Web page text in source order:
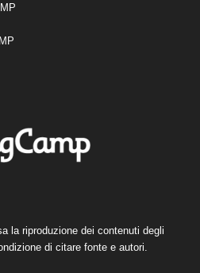
la riproduzione dei contenuti degli
di citare fonte e autori.